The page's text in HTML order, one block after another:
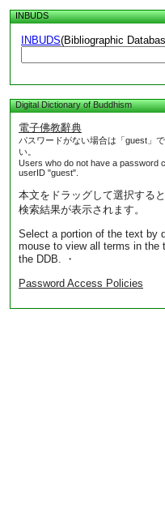
INBUDS
INBUDS(Bibliographic
Digital Dictionary of Buddhism
電子佛教辭典
パスワードがない場合は「guest」
い。
Users who do not have a password
userID "guest".
本文をドラッグして選択する
検索結果が表示されます。
Select a portion of the text by
mouse to view all terms in the
the DDB. ・
Password Access Policies